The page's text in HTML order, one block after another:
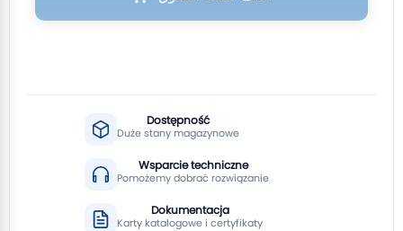
Dostępność
Duże stany magazynowe
Wsparcie techniczne
Pomożemy dobrać rozwiązanie
Dokumentacja
Karty katalogowe i certyfikaty